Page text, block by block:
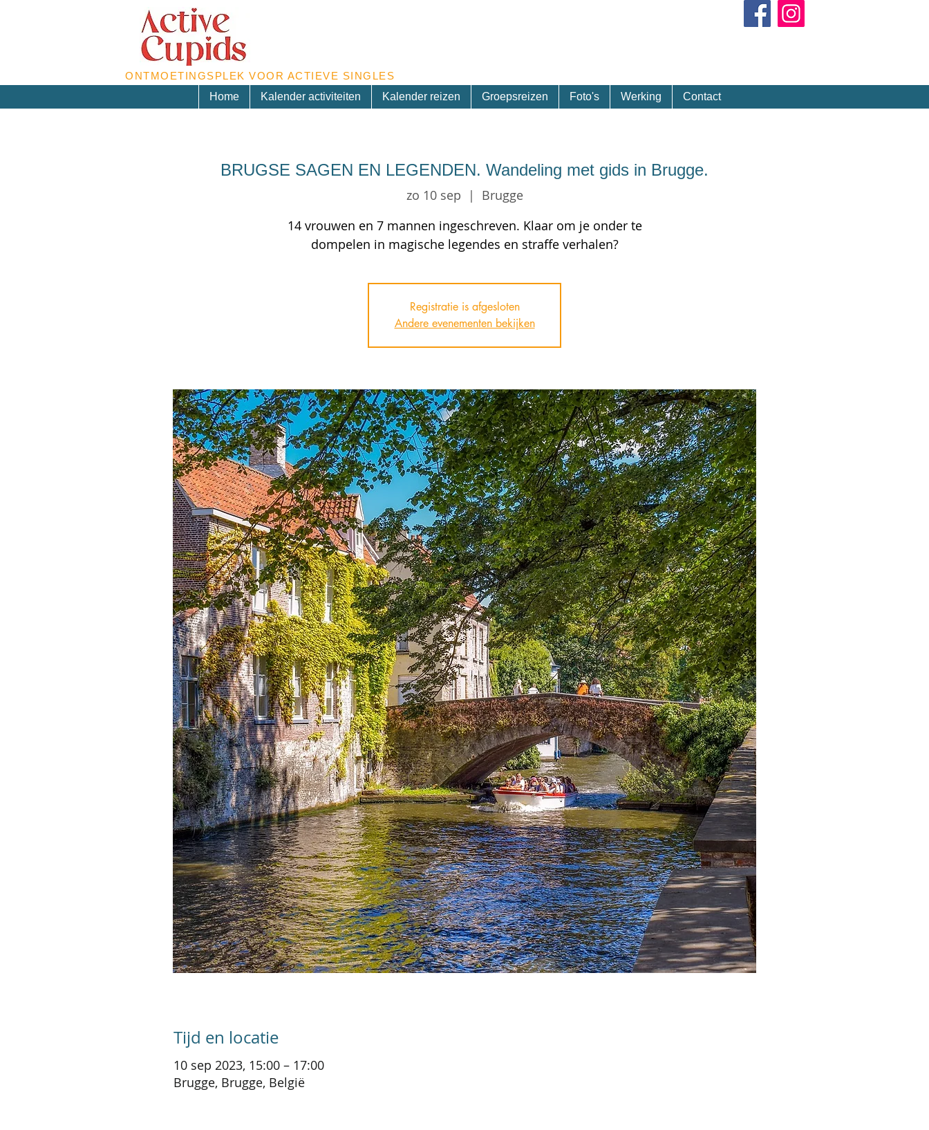
ONTMOETINGSPLEK VOOR ACTIEVE SINGLES
Home
Kalender activiteiten Kalender reizen Groepsreizen Foto's Werking Contact
BRUGSE SAGEN EN LEGENDEN. Wandeling met gids in Brugge.
zo 10 sep
  |
Brugge
14 vrouwen en 7 mannen ingeschreven. Klaar om je onder te
dompelen in magische legendes en straffe verhalen?
Registratie is afgesloten
Andere evenementen bekijken
Tijd en locatie
10 sep 2023, 15:00 – 17:00
Brugge, Brugge, België